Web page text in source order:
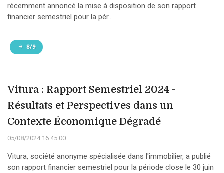
récemment annoncé la mise à disposition de son rapport
financier semestriel pour la pér...
8/9
Vitura : Rapport Semestriel 2024 -
Résultats et Perspectives dans un
Contexte Économique Dégradé
05/08/2024 16:45:00
Vitura, société anonyme spécialisée dans l'immobilier, a publié
son rapport financier semestriel pour la période close le 30 juin